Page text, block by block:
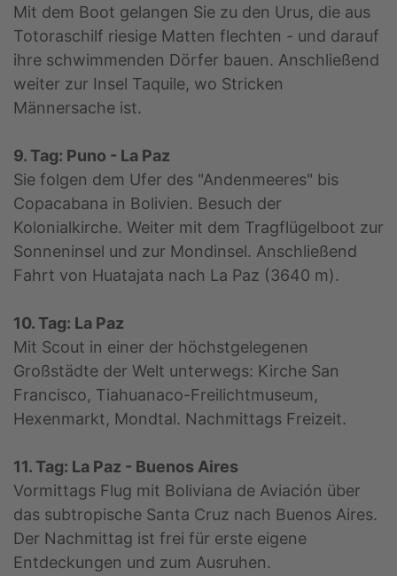
Mit dem Boot gelangen Sie zu den Urus, die aus
Totoraschilf riesige Matten flechten - und darauf
ihre schwimmenden Dörfer bauen. Anschließend
weiter zur Insel Taquile, wo Stricken
Männersache ist.
9. Tag: Puno - La Paz
Sie folgen dem Ufer des "Andenmeeres" bis
Copacabana in Bolivien. Besuch der
Kolonialkirche. Weiter mit dem Tragflügelboot zur
Sonneninsel und zur Mondinsel. Anschließend
Fahrt von Huatajata nach La Paz (3640 m).
10. Tag: La Paz
Mit Scout in einer der höchstgelegenen
Großstädte der Welt unterwegs: Kirche San
Francisco, Tiahuanaco-Freilichtmuseum,
Hexenmarkt, Mondtal. Nachmittags Freizeit.
11. Tag: La Paz - Buenos Aires
Vormittags Flug mit Boliviana de Aviación über
das subtropische Santa Cruz nach Buenos Aires.
Der Nachmittag ist frei für erste eigene
Entdeckungen und zum Ausruhen.